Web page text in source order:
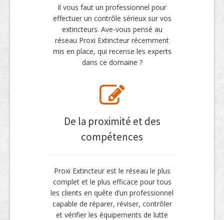
Il vous faut un professionnel pour
effectuer un contrôle sérieux sur vos
extincteurs. Ave-vous pensé au
réseau Proxi Extincteur récemment
mis en place, qui recense les experts
dans ce domaine ?
De la proximité et des
compétences
Proxi Extincteur est le réseau le plus
complet et le plus efficace pour tous
les clients en quête d’un professionnel
capable de réparer, réviser, contrôler
et vérifier les équipements de lutte